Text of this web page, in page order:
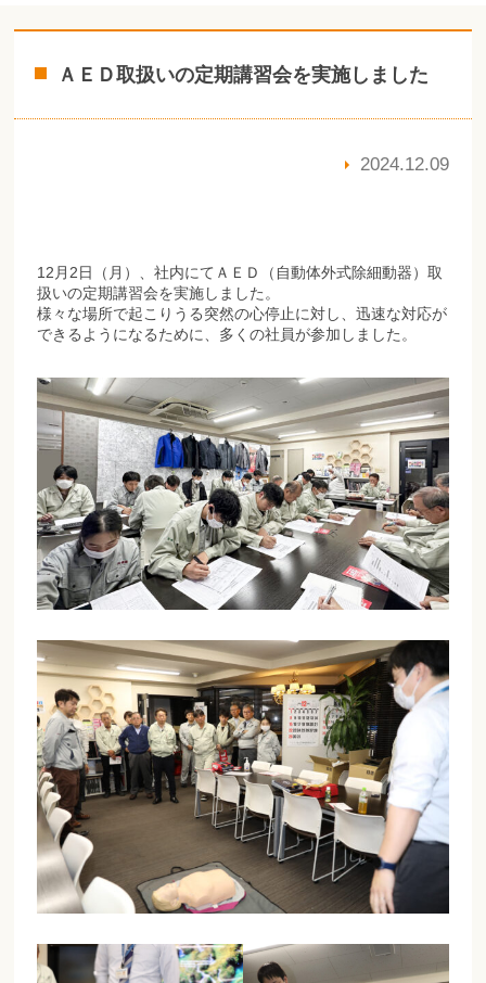
ＡＥＤ取扱いの定期講習会を実施しました
2024.12.09
12月2日（月）、社内にてＡＥＤ（自動体外式除細動器）取
扱いの定期講習会を実施しました。
様々な場所で起こりうる突然の心停止に対し、迅速な対応が
できるようになるために、多くの社員が参加しました。